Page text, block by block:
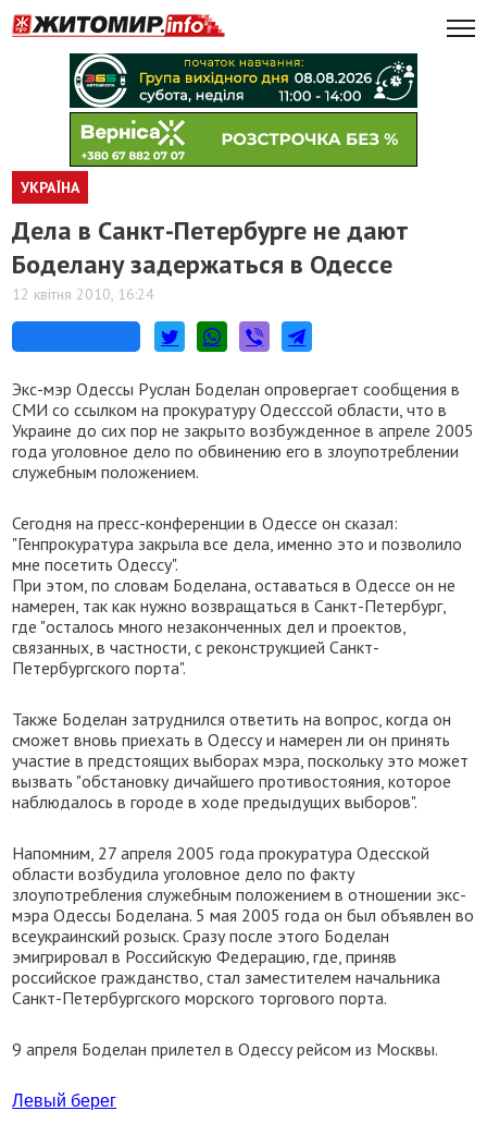
УКРАЇНА
Дела в Санкт-Петербурге не дают
Боделану задержаться в Одессе
12 квітня 2010, 16:24
Экс-мэр Одессы Руслан Боделан опровергает сообщения в
СМИ со ссылком на прокуратуру Одесссой области, что в
Украине до сих пор не закрыто возбужденное в апреле 2005
года уголовное дело по обвинению его в злоупотреблении
служебным положением.
Сегодня на пресс-конференции в Одессе он сказал:
"Генпрокуратура закрыла все дела, именно это и позволило
мне посетить Одессу".
При этом, по словам Боделана, оставаться в Одессе он не
намерен, так как нужно возвращаться в Санкт-Петербург,
где "осталось много незаконченных дел и проектов,
связанных, в частности, с реконструкцией Санкт-
Петербургского порта".
Также Боделан затруднился ответить на вопрос, когда он
сможет вновь приехать в Одессу и намерен ли он принять
участие в предстоящих выборах мэра, поскольку это может
вызвать "обстановку дичайшего противостояния, которое
наблюдалось в городе в ходе предыдущих выборов".
Напомним, 27 апреля 2005 года прокуратура Одесской
области возбудила уголовное дело по факту
злоупотребления служебным положением в отношении экс-
мэра Одессы Боделана. 5 мая 2005 года он был объявлен во
всеукраинский розыск. Сразу после этого Боделан
эмигрировал в Российскую Федерацию, где, приняв
российское гражданство, стал заместителем начальника
Санкт-Петербургского морского торгового порта.
9 апреля Боделан прилетел в Одессу рейсом из Москвы.
Левый берег